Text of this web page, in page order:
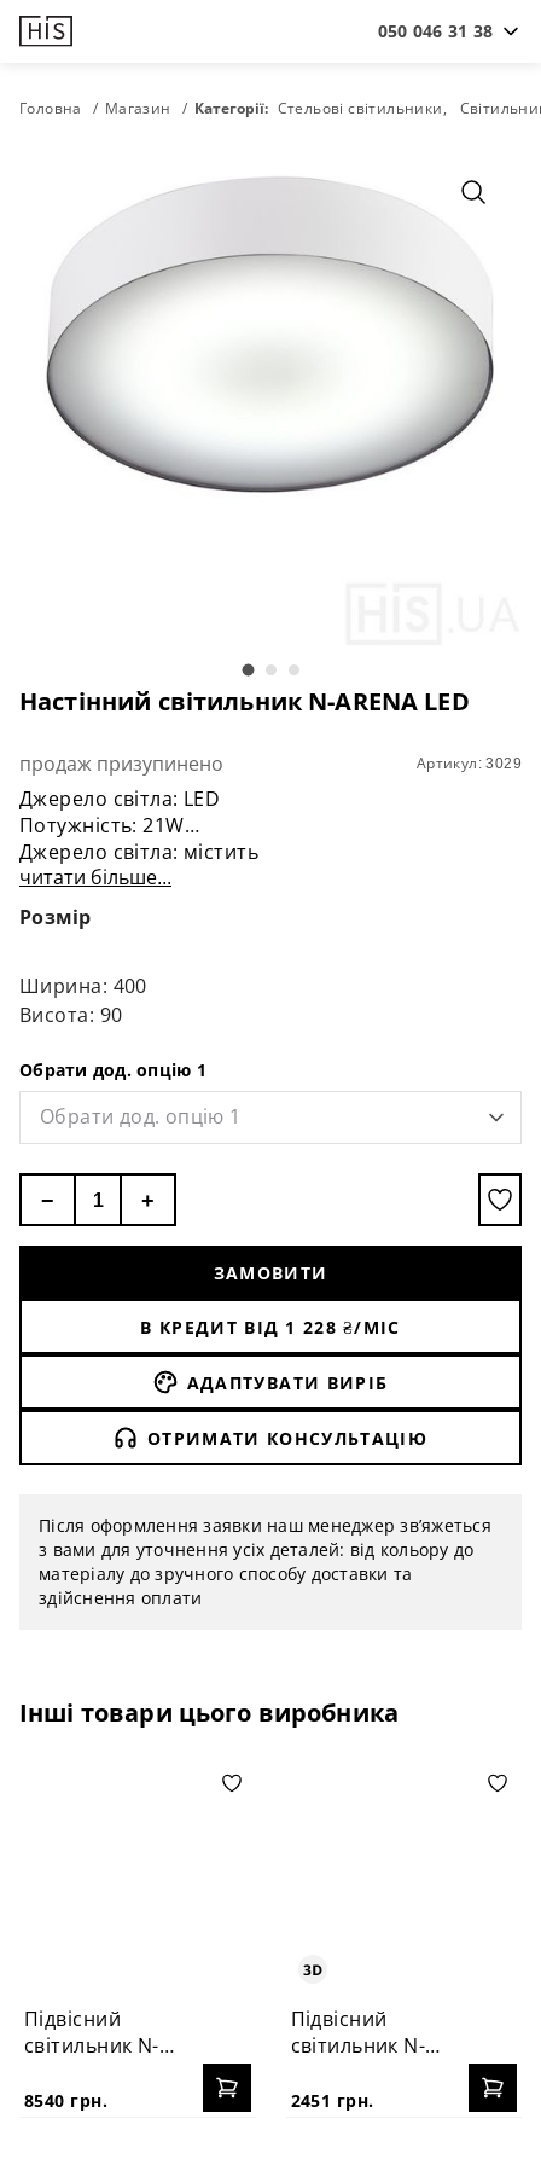
050 046 31 38
Головна Магазин Категорії: Стельові світильники
Настінний світильник N-ARENA LED
Артикул: 3029
продаж призупинено
Джерело світла: LED
Потужність: 21W
Джерело світла: містить
Ступінь захисту: IP44
Матеріал: лакована сталь, PMMA
читати більше...
Розмір
Ширина: 400
Висота: 90
Обрати дод. опцію 1
Обрати дод. опцію 1
− +
ЗАМОВИТИ
В КРЕДИТ ВІД 1 228 ₴/МІС
АДАПТУВАТИ ВИРІБ
ОТРИМАТИ КОНСУЛЬТАЦІЮ
Після оформлення заявки наш менеджер зв’яжеться
з вами для уточнення усіх деталей: від кольору до
матеріалу до зручного способу доставки та
здійснення оплати
Інші товари цього виробника
Підвісний
світильник N-
8540 грн.
Підвісний
світильник N-
2451 грн.